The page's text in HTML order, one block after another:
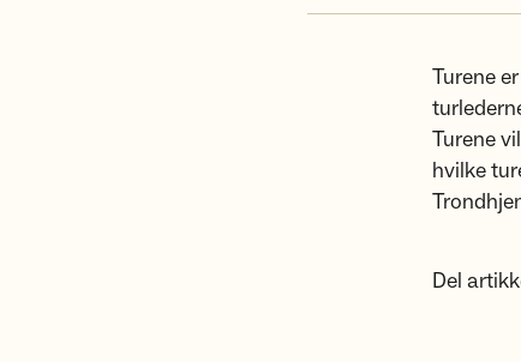
Turene
Turene
hvilke
Del